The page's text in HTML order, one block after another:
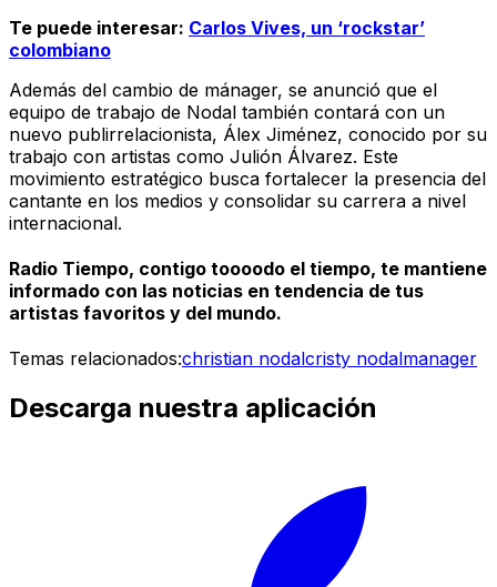
Te puede interesar: Carlos Vives, un ‘rockstar’
colombiano
Además del cambio de mánager, se anunció que el
equipo de trabajo de Nodal también contará con un
nuevo publirrelacionista, Álex Jiménez, conocido por su
trabajo con artistas como Julión Álvarez. Este
movimiento estratégico busca fortalecer la presencia del
cantante en los medios y consolidar su carrera a nivel
internacional.
Radio Tiempo, contigo toooodo el tiempo, te mantiene
informado con las noticias en tendencia de tus
artistas favoritos y del mundo.
Temas relacionados:christian nodalcristy nodalmanager
Descarga nuestra aplicación